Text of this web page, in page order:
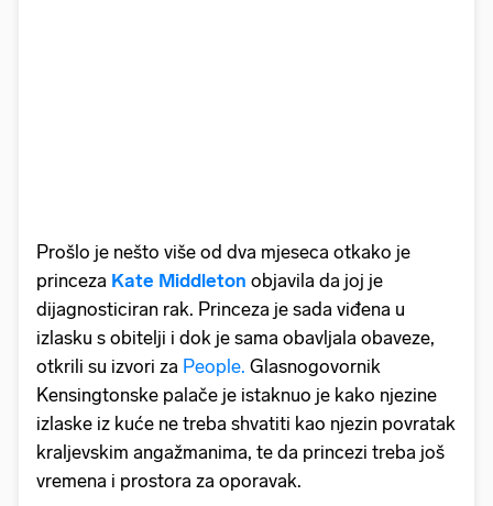
Prošlo je nešto više od dva mjeseca otkako je
princeza Kate Middleton objavila da joj je
dijagnosticiran rak. Princeza je sada viđena u
izlasku s obitelji i dok je sama obavljala obaveze,
otkrili su izvori za People. Glasnogovornik
Kensingtonske palače je istaknuo je kako njezine
izlaske iz kuće ne treba shvatiti kao njezin povratak
kraljevskim angažmanima, te da princezi treba još
vremena i prostora za oporavak.